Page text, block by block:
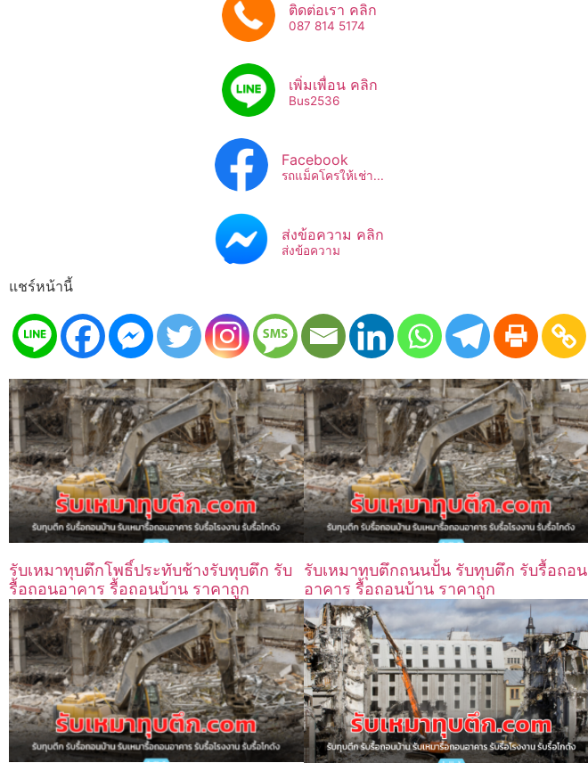
ติดต่อเรา คลิก
087 814 5174
เพิ่มเพื่อน คลิก
Bus2536​
Facebook
รถแม็คโครให้เช่า...
ส่งข้อความ คลิก
ส่งข้อความ
แชร์หน้านี้
รับเหมาทุบตึกโพธิ์ประทับช้างรับทุบตึก รับ
รื้อถอนอาคาร รื้อถอนบ้าน ราคาถูก
รับเหมาทุบตึกถนนปั้น รับทุบตึก รับรื้อถอน
อาคาร รื้อถอนบ้าน ราคาถูก